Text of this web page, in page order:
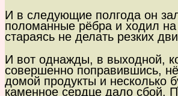
И в следующие полгода он
поломанные рёбра и ходил на
стараясь не делать резких
И вот однажды, в выходной,
совершенно поправившись,
домой продукты и несколько
каменное сердце дало сбой.